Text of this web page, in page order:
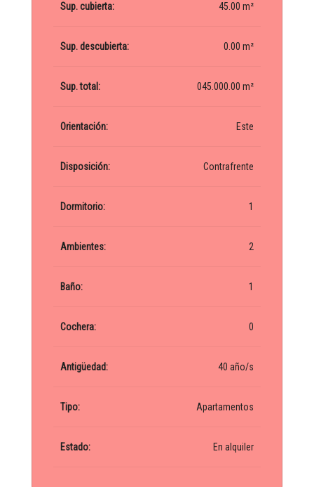
Sup. cubierta: 45.00 m²
Sup. descubierta: 0.00 m²
Sup. total: 045.000.00 m²
Orientación: Este
Disposición: Contrafrente
Dormitorio: 1
Ambientes: 2
Baño: 1
Cochera: 0
Antigüedad: 40 año/s
Tipo: Apartamentos
Estado: En alquiler